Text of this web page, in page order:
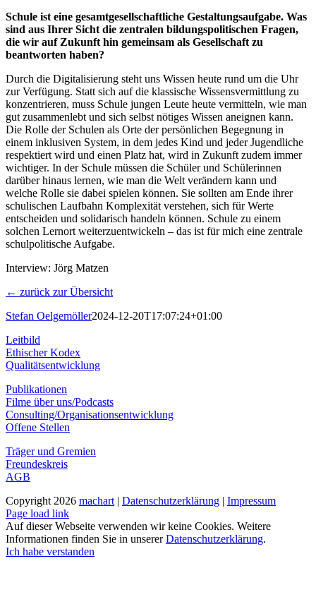
Schule ist eine gesamtgesellschaftliche Gestaltungsaufgabe. Was
sind aus Ihrer Sicht die zentralen bildungspolitischen Fragen,
die wir auf Zukunft hin gemeinsam als Gesellschaft zu
beantworten haben?
Durch die Digitalisierung steht uns Wissen heute rund um die Uhr
zur Verfügung. Statt sich auf die klassische Wissensvermittlung zu
konzentrieren, muss Schule jungen Leute heute vermitteln, wie man
gut zusammenlebt und sich selbst nötiges Wissen aneignen kann.
Die Rolle der Schulen als Orte der persönlichen Begegnung in
einem inklusiven System, in dem jedes Kind und jeder Jugendliche
respektiert wird und einen Platz hat, wird in Zukunft zudem immer
wichtiger. In der Schule müssen die Schüler und Schülerinnen
darüber hinaus lernen, wie man die Welt verändern kann und
welche Rolle sie dabei spielen können. Sie sollten am Ende ihrer
schulischen Laufbahn Komplexität verstehen, sich für Werte
entscheiden und solidarisch handeln können. Schule zu einem
solchen Lernort weiterzuentwickeln – das ist für mich eine zentrale
schulpolitische Aufgabe.
Interview: Jörg Matzen
← zurück zur Übersicht
Stefan Oelgemöller2024-12-20T17:07:24+01:00
Leitbild
Ethischer Kodex
Qualitätsentwicklung
Publikationen
Filme über uns/Podcasts
Consulting/Organisationsentwicklung
Offene Stellen
Träger und Gremien
Freundeskreis
AGB
Copyright 2026 machart | Datenschutzerklärung | Impressum
Instagram
Page load link
Auf dieser Webseite verwenden wir keine Cookies. Weitere
Informationen finden Sie in unsererDatenschutzerklärung.
Ich habe verstanden